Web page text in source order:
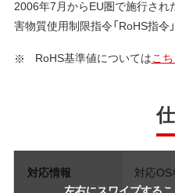
2006年7月からEU圏で施行され
害物質使用制限指令「RoHS指令
RoHS基準値についてはこ
左右にスワイプするこ
対応情報 対応OS